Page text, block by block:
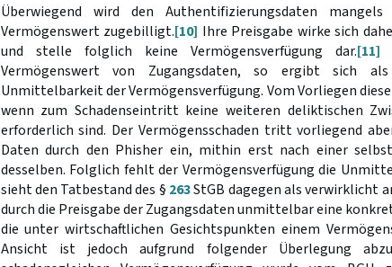
Überwiegend wird den Authentifizierungsdaten
Vermögenswert zugebilligt.[10] Ihre Preisgabe wirke sich
und stelle folglich keine Vermögensverfügung dar.[11]
Vermögenswert von Zugangsdaten, so ergibt sich
Unmittelbarkeit der Vermögensverfügung. Vom Vorliegen
wenn zum Schadenseintritt keine weiteren deliktischen
erforderlich sind. Der Vermögensschaden tritt vorliegend
Daten durch den Phisher ein, mithin erst nach einer
desselben. Folglich fehlt der Vermögensverfügung die
sieht den Tatbestand des § 263StGB dagegen als verwirklicht
durch die Preisgabe der Zugangsdaten unmittelbar eine
die unter wirtschaftlichen Gesichtspunkten einem
Ansicht ist jedoch aufgrund folgender Überlegung